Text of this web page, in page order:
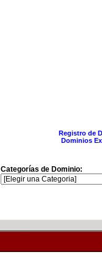
Registro de
Dominios
Categorías de Dominio: